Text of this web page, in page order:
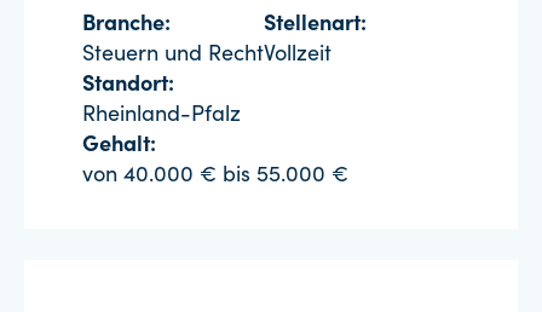
Branche:
Steuern und Recht
Stellenart:
Vollzeit
Standort:
Rheinland-Pfalz
Gehalt:
von 40.000 € bis 55.000 €